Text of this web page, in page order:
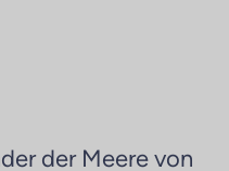
der Meere von